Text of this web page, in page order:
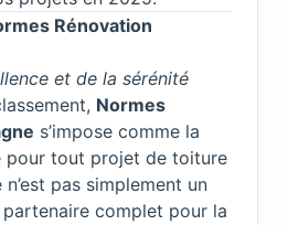
Rénovation
et de la sérénité
Normes
s’impose comme la
pour tout projet de toiture
pas simplement un
complet pour la